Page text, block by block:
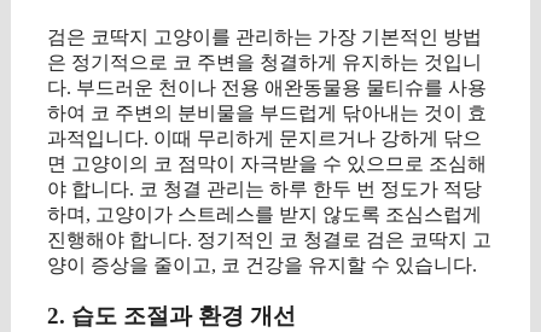
검은 코딱지 고양이를 관리하는 가장 기본적인 방법
은 정기적으로 코 주변을 청결하게 유지하는 것입니
다. 부드러운 천이나 전용 애완동물용 물티슈를 사용
하여 코 주변의 분비물을 부드럽게 닦아내는 것이 효
과적입니다. 이때 무리하게 문지르거나 강하게 닦으
면 고양이의 코 점막이 자극받을 수 있으므로 조심해
야 합니다. 코 청결 관리는 하루 한두 번 정도가 적당
하며, 고양이가 스트레스를 받지 않도록 조심스럽게
진행해야 합니다. 정기적인 코 청결로 검은 코딱지 고
양이 증상을 줄이고, 코 건강을 유지할 수 있습니다.
2. 습도 조절과 환경 개선